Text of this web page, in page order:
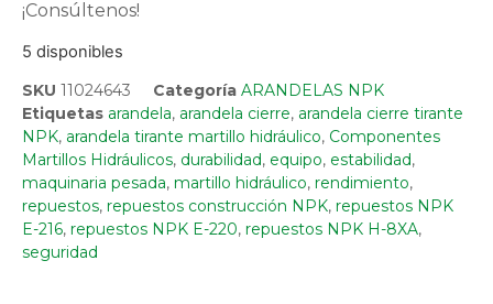
¡Consúltenos!
5 disponibles
SKU 11024643 Categoría ARANDELAS NPK
Etiquetas arandela, arandela cierre, arandela cierre tirante
NPK, arandela tirante martillo hidráulico, Componentes
Martillos Hidráulicos, durabilidad, equipo, estabilidad,
maquinaria pesada, martillo hidráulico, rendimiento,
repuestos, repuestos construcción NPK, repuestos NPK
E-216, repuestos NPK E-220, repuestos NPK H-8XA,
seguridad